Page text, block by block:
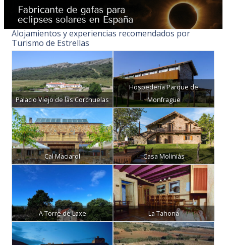
Alojamientos y experiencias recomendados por
Turismo de Estrellas
Palacio Viejo de las Corchuelas
Hospedería Parque de
Monfragüe
Cal Maciarol Casa Moliniás
A Torre de Laxe La Tahona